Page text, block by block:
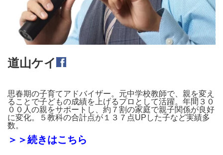
道山ケイ
思春期の子育てアドバイザー。元中学校教師で、親を変え
ることで子どもの成績を上げるプロとして活躍。年間３０
００人の親をサポートし、約７割の家庭で親子関係が良好
に変化。５教科の合計点が１３７点UPした子など実績多
数。
＞＞続きはこちら